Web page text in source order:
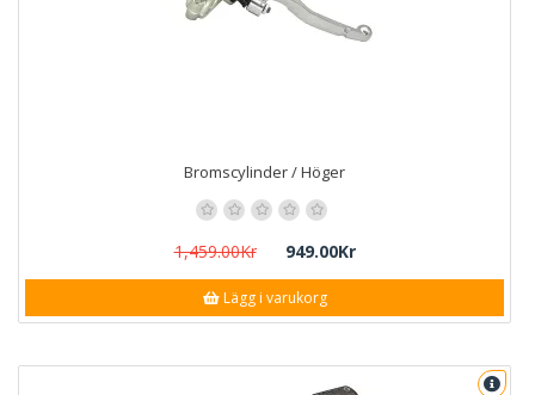
Bromscylinder / Höger
1,459.00Kr 949.00Kr
Lägg i varukorg